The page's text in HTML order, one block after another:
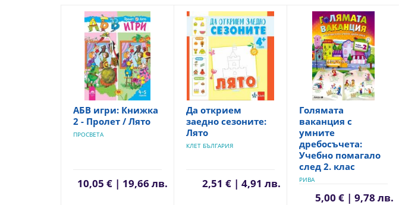
АБВ игри: Книжка
2 - Пролет / Лято
ПРОСВЕТА
10,05 € | 19,66 лв.
Да открием
заедно сезоните:
Лято
КЛЕТ БЪЛГАРИЯ
2,51 € | 4,91 лв.
Голямата
ваканция с
умните
дребосъчета:
Учебно помагало
след 2. клас
РИВА
5,00 € | 9,78 лв.